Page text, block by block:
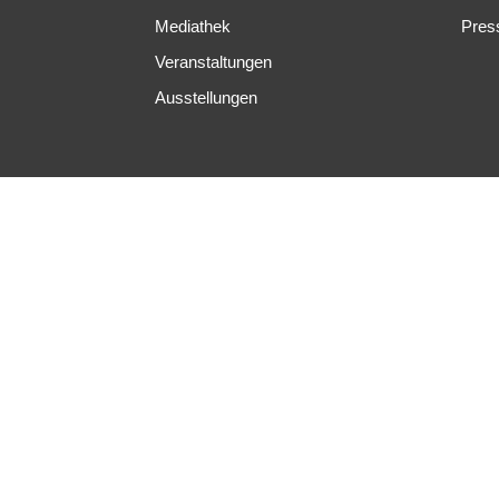
Mediathek
Veranstaltungen
Ausstellungen